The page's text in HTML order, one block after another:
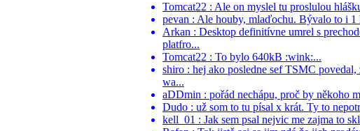
Tomcat22 : Ale on myslel tu proslulou
pevan : Ale houby, mlaďochu. Bývalo to i
Arkan : Desktop definitívne umrel s
platfro...
Tomcat22 : To bylo 640kB :wink:...
shiro : hej ako posledne sef TSMC
wa...
aDDmin : pořád nechápu, proč by někoho
Dudo : už som to tu písal x krát. Ty to
kell_01 : Jak sem psal nejvic me zajma to